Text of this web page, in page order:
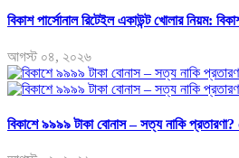
বিকাশ পার্সোনাল রিটেইল একাউন্ট খোলার নিয়ম:
আগস্ট ০৪, ২০২৬
বিকাশে ৯৯৯৯ টাকা বোনাস – সত্য নাকি